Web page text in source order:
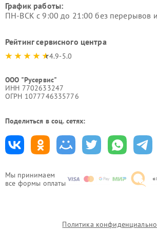
Мы принимаем
все формы оплаты
График работы:
ПН-ВСК с 9:00 до 21:00 без перерывов
Рейтинг сервисного центра
4.9-5.0
ООО "Русервис"
ИНН 7702633247
ОГРН 1077746335776
Поделиться в соц. сетях:
Политика